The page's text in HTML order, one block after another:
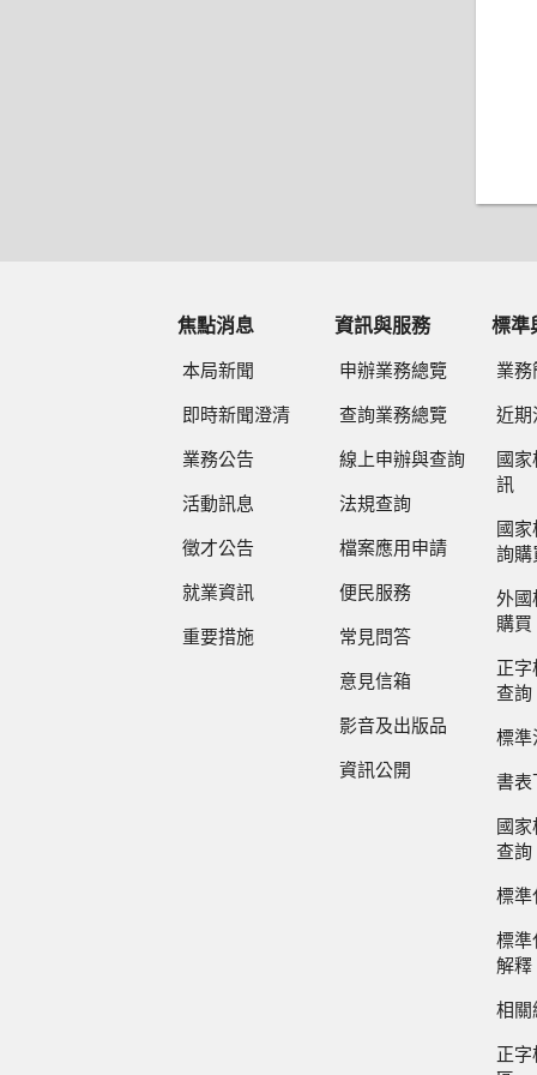
焦點消息
本局新聞
即時新聞澄清
業務公告
活動訊息
徵才公告
就業資訊
重要措施
資訊與服務
申辦業務總覽
查詢業務總覽
線上申辦與查詢
法規查詢
檔案應用申請
便民服務
常見問答
意見信箱
影音及出版品
資訊公開
標準
業務
近期
國
訊
國
詢購
外國
購買
正
查詢
標準
書表
國
查詢
標準
標準
解釋
相關
正